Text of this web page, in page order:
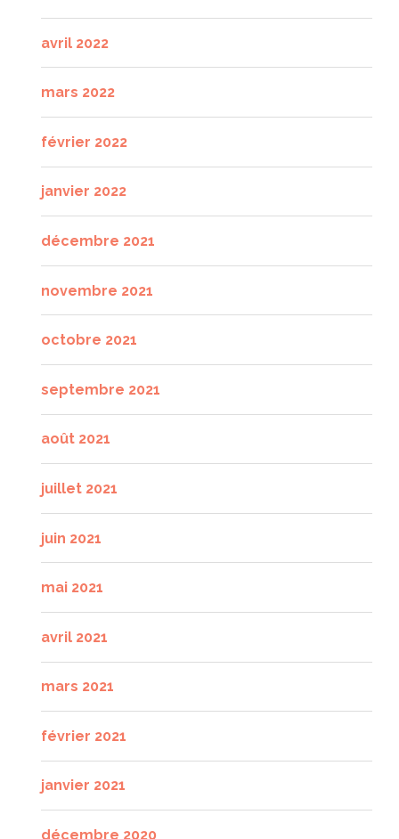
avril 2022
mars 2022
février 2022
janvier 2022
décembre 2021
novembre 2021
octobre 2021
septembre 2021
août 2021
juillet 2021
juin 2021
mai 2021
avril 2021
mars 2021
février 2021
janvier 2021
décembre 2020